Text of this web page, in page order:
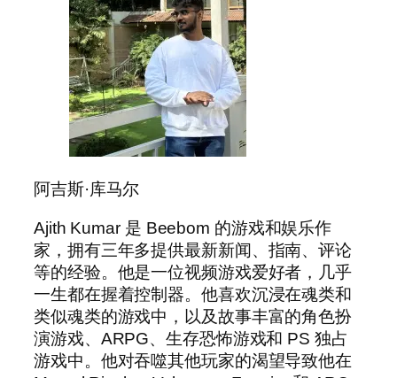
阿吉斯·库马尔
Ajith Kumar 是 Beebom 的游戏和娱乐作
家，拥有三年多提供最新新闻、指南、评论
等的经验。他是一位视频游戏爱好者，几乎
一生都在握着控制器。他喜欢沉浸在魂类和
类似魂类的游戏中，以及故事丰富的角色扮
演游戏、ARPG、生存恐怖游戏和 PS 独占
游戏中。他对吞噬其他玩家的渴望导致他在